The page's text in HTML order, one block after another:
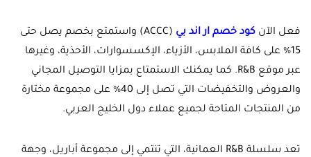
فعل الآن كود خصم ار اند بي
(ACCC) واستمتع بخصم يصل حتى
15% على كافة الملابس، الأزياء، الإكسسوارات، الأحذية، وغيرها
عبر موقع R&B. كما يمكنك الاستمتاع بمزايا التوصيل المجاني
والعروض والتخفيضات التي تصل إلى 40% على مجموعة مختارة
من المنتجات المتاحة لجميع عملاء دول الخليج العربي.
تعد سلسلة R&B العمانية، التي تنتمي إلى مجموعة أباريل، وجهة